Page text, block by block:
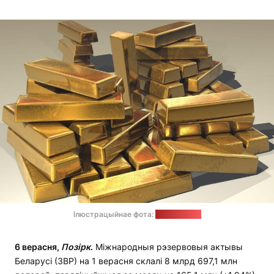
Ілюстрацыйнае фота:
6 верасня, Позірк. Міжнародныя рэзервовыя актывы
Беларусі (ЗВР) на 1 верасня склалі 8 млрд 697,1 млн